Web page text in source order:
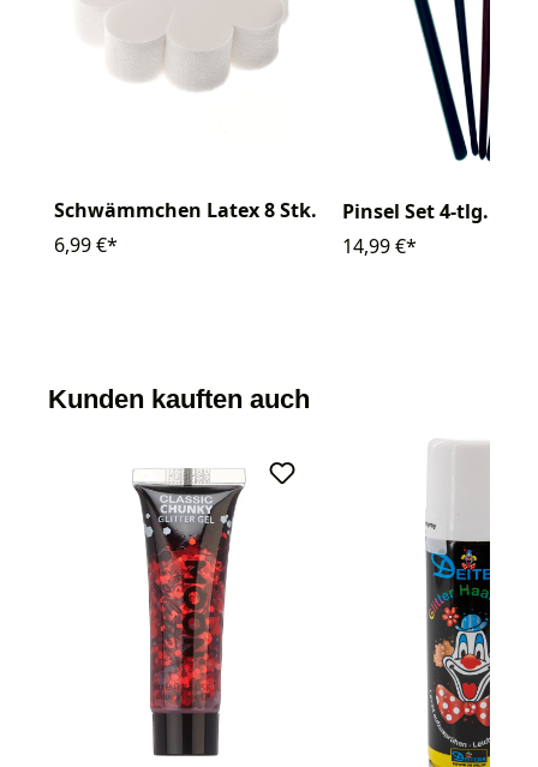
Schwämmchen Latex 8 Stk.
6,99 €*
Pinsel Set 4-tlg.
14,99 €*
Kunden kauften auch